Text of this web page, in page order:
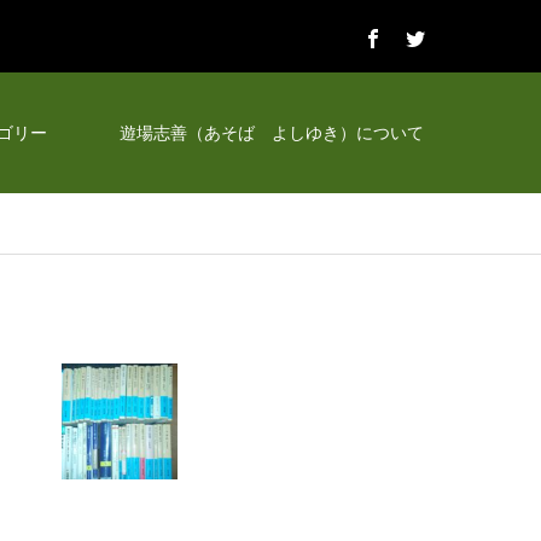
リー 遊場志善（あそば よしゆき）について